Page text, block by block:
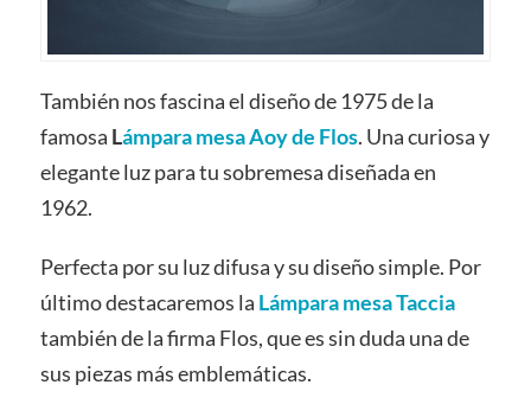
También nos fascina el diseño de 1975 de la
famosa Lámpara mesa Aoy de Flos. Una curiosa y
elegante luz para tu sobremesa diseñada en
1962.
Perfecta por su luz difusa y su diseño simple. Por
último destacaremos la Lámpara mesa Taccia
también de la firma Flos, que es sin duda una de
sus piezas más emblemáticas.